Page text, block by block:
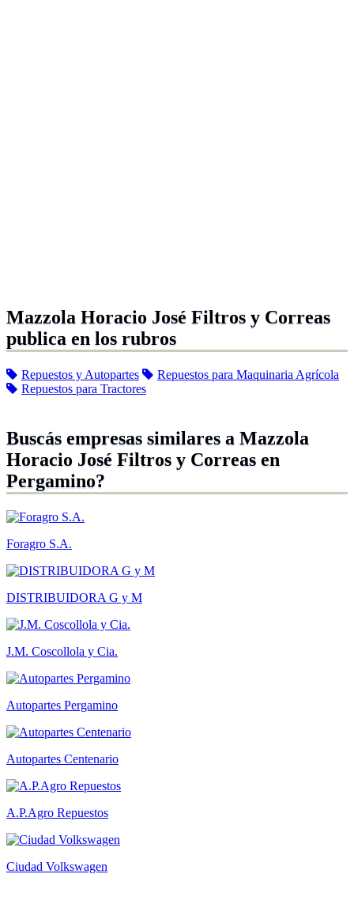
Mazzola Horacio José Filtros y Correas
publica en los rubros
Repuestos y Autopartes
Repuestos para Maquinaria Agrícola
Repuestos para Tractores
Buscás empresas similares a Mazzola
Horacio José Filtros y Correas en
Pergamino?
Foragro S.A.
DISTRIBUIDORA G y M
J.M. Coscollola y Cia.
Autopartes Pergamino
Autopartes Centenario
A.P.Agro Repuestos
Ciudad Volkswagen